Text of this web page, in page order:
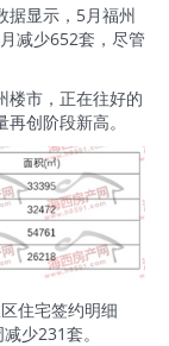
显示，5月福州
减少652套，尽管
市，正在往好的
创阶段新高。
住宅签约明细
少231套。